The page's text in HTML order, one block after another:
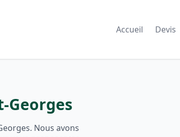
Accueil Devis
Georges
Nous avons